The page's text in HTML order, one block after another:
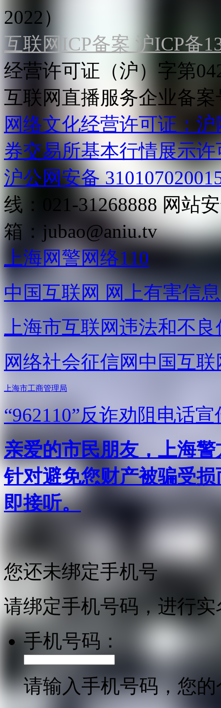
2022）
互联网ICP备案 沪ICP备
经营许可证（沪）字第
互联网直播服务企业备案
网络文化经营许可证：
券交易所基本行情展示许
沪公网安备
线：021-31268888 网站
箱： jubao@aniu.tv
上海网警网络110
中国互联网 网上有害信
上海市互联网违法和不
网络社会征信网 中国互
上海市工商管理局
“962110”反诈劝阻电话宣
亲爱的市民朋友，上海
针对避免您财产被骗受
即接听。
您还未绑定手机号
请绑定手机号码，进行
手机号码：
请输入手机号码，您